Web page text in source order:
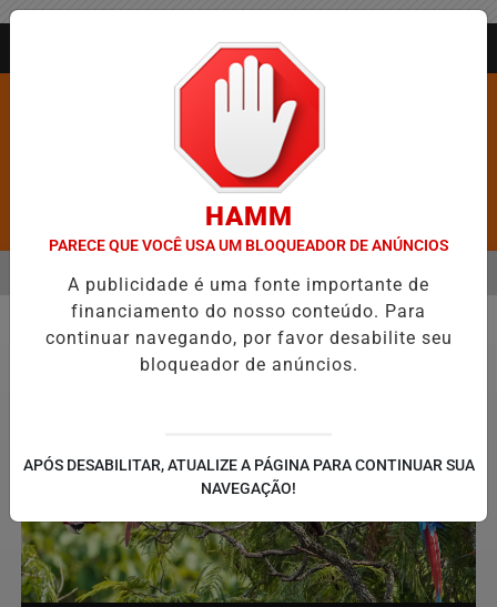
Pesquisar Notícia
DEIXA DE FIGURAR ENTRE AS CINCO CIDADES MAIS
EM ALTA
MENU
Economia
HAMM
PARECE QUE VOCÊ USA UM BLOQUEADOR DE ANÚNCIOS
A publicidade é uma fonte importante de
financiamento do nosso conteúdo. Para
continuar navegando, por favor desabilite seu
bloqueador de anúncios.
APÓS DESABILITAR, ATUALIZE A PÁGINA PARA CONTINUAR SUA
NAVEGAÇÃO!